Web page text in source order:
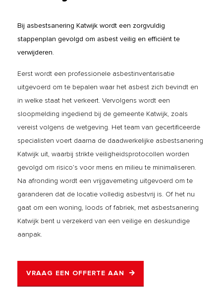
Bij asbestsanering Katwijk wordt een zorgvuldig
stappenplan gevolgd om asbest veilig en efficiënt te
verwijderen.
Eerst wordt een professionele asbestinventarisatie
uitgevoerd om te bepalen waar het asbest zich bevindt en
in welke staat het verkeert. Vervolgens wordt een
sloopmelding ingediend bij de gemeente Katwijk, zoals
vereist volgens de wetgeving. Het team van gecertificeerde
specialisten voert daarna de daadwerkelijke asbestsanering
Katwijk uit, waarbij strikte veiligheidsprotocollen worden
gevolgd om risico’s voor mens en milieu te minimaliseren.
Na afronding wordt een vrijgavemeting uitgevoerd om te
garanderen dat de locatie volledig asbestvrij is. Of het nu
gaat om een woning, loods of fabriek, met asbestsanering
Katwijk bent u verzekerd van een veilige en deskundige
aanpak.
VRAAG EEN OFFERTE AAN